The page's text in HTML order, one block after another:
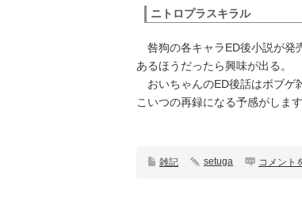
ニトロプラスキラル
咎狗の各キャラED後小説が発
あるほうだったら興味が出る。
おいちゃんのED後話はボブゲ
こいつの再録になる予感がしま
雑記 setuga コメント